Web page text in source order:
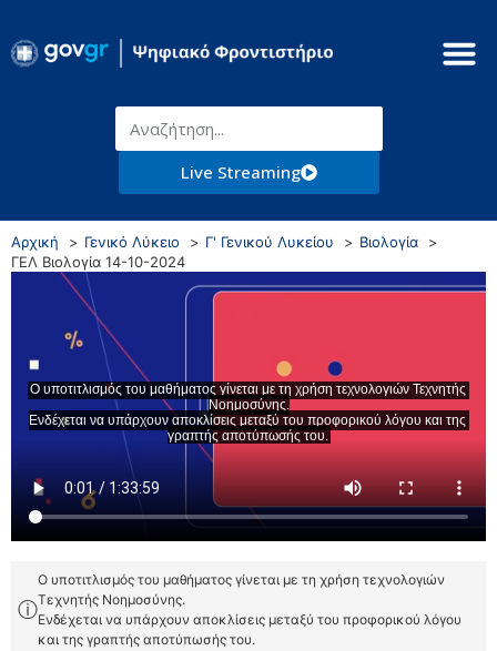
Live Streaming
Αρχική Γενικό Λύκειο Γ' Γενικού Λυκείου
Βιολογία
ΓΕΛ Βιολογία 14-10-2024
ⓘ
Ο υποτιτλισμός του μαθήματος γίνεται με τη χρήση τεχνολογιών
Τεχνητής Νοημοσύνης.
Ενδέχεται να υπάρχουν αποκλίσεις μεταξύ του προφορικού λόγου
και της γραπτής αποτύπωσής του.